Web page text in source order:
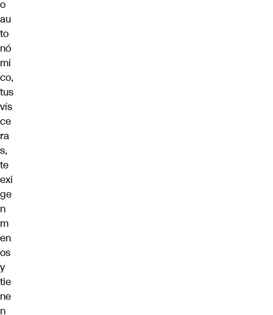
o
au
to
nó
mi
co,
tus
vís
ce
ra
s,
te
exi
ge
n
m
en
os
y
tie
ne
n